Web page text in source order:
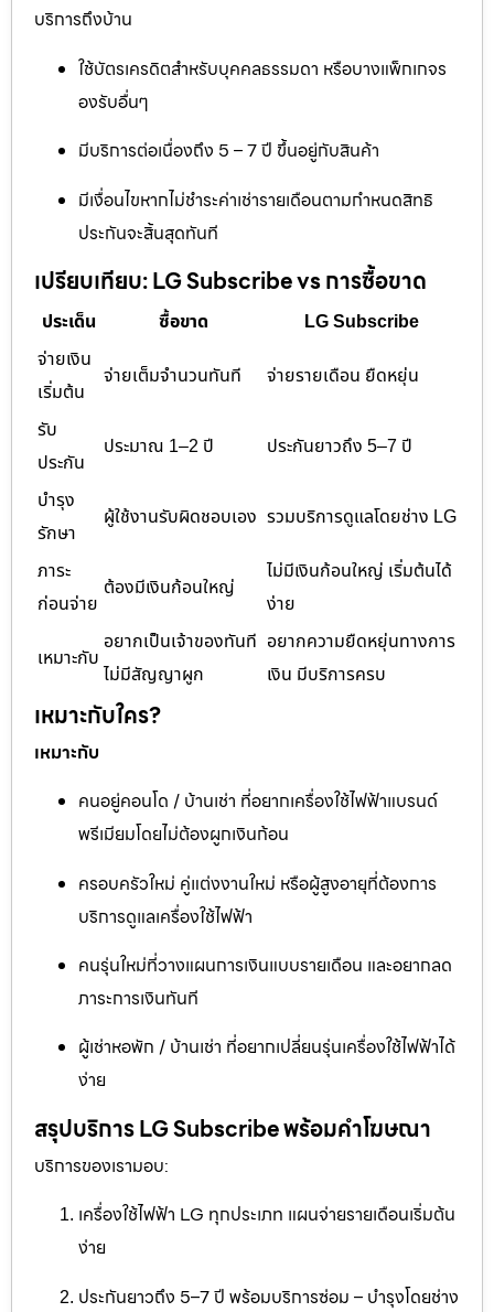
บริการถึงบ้าน
ใช้บัตรเครดิตสำหรับบุคคลธรรมดา หรือบางแพ็กเกจร
องรับอื่นๆ
มีบริการต่อเนื่องถึง 5 – 7 ปี ขึ้นอยู่กับสินค้า
มีเงื่อนไขหากไม่ชำระค่าเช่ารายเดือนตามกำหนดสิทธิ
ประกันจะสิ้นสุดทันที
เปรียบเทียบ: LG Subscribe vs การซื้อขาด
ประเด็น ซื้อขาด
LG Subscribe
จ่ายเงิน
เริ่มต้น
จ่ายเต็มจำนวนทันที จ่ายรายเดือน ยืดหยุ่น
รับ
ประกัน
ประมาณ 1–2 ปี ประกันยาวถึง 5–7 ปี
บำรุง
รักษา
ผู้ใช้งานรับผิดชอบเอง รวมบริการดูแลโดยช่าง LG
ภาระ
ก่อนจ่าย
ต้องมีเงินก้อนใหญ่
ไม่มีเงินก้อนใหญ่ เริ่มต้นได้
ง่าย
เหมาะกับ
อยากเป็นเจ้าของทันที
ไม่มีสัญญาผูก
อยากความยืดหยุ่นทางการ
เงิน มีบริการครบ
เหมาะกับใคร?
เหมาะกับ
คนอยู่คอนโด / บ้านเช่า ที่อยากเครื่องใช้ไฟฟ้าแบรนด์
พรีเมียมโดยไม่ต้องผูกเงินก้อน
ครอบครัวใหม่ คู่แต่งงานใหม่ หรือผู้สูงอายุที่ต้องการ
บริการดูแลเครื่องใช้ไฟฟ้า
คนรุ่นใหม่ที่วางแผนการเงินแบบรายเดือน และอยากลด
ภาระการเงินทันที
ผู้เช่าหอพัก / บ้านเช่า ที่อยากเปลี่ยนรุ่นเครื่องใช้ไฟฟ้าได้
ง่าย
สรุปบริการ LG Subscribe พร้อมคำโฆษณา
บริการของเรามอบ:
เครื่องใช้ไฟฟ้า LG ทุกประเภท แผนจ่ายรายเดือนเริ่มต้น
ง่าย
ประกันยาวถึง 5–7 ปี พร้อมบริการซ่อม – บำรุงโดยช่าง